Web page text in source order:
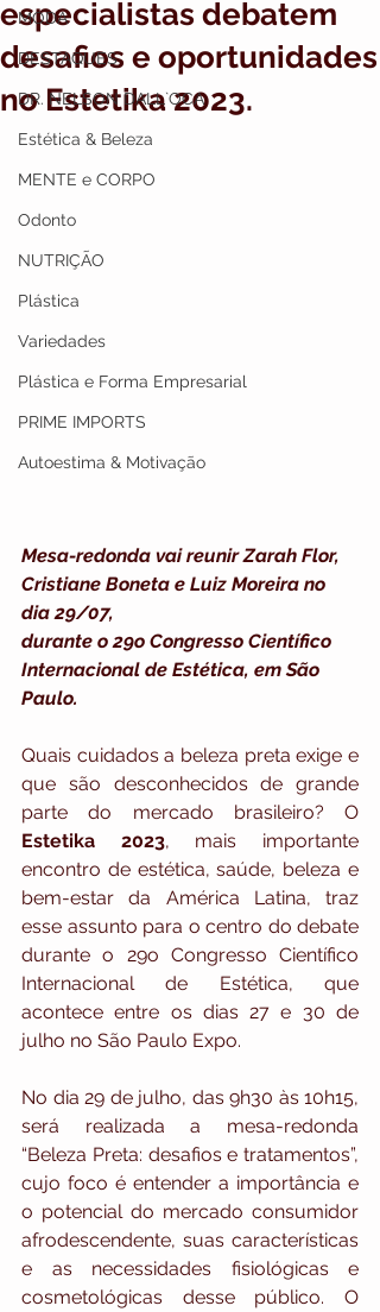
MODA
DESTAQUES
DR. NELSON DALL`OCA
Estética & Beleza
MENTE e CORPO
Odonto
NUTRIÇÃO
Plástica
Variedades
Plástica e Forma Empresarial
PRIME IMPORTS
Autoestima & Motivação
especialistas debatem
desafios e oportunidades
no Estetika 2023.
Mesa-redonda vai reunir Zarah Flor,
Cristiane Boneta e Luiz Moreira no
dia 29/07,
durante o 29o Congresso Científico
Internacional de Estética, em São
Paulo.
Quais cuidados a beleza preta exige e
que são desconhecidos de grande
Estetika 2023, mais importante
encontro de estética, saúde, beleza e
bem-estar da América Latina, traz
esse assunto para o centro do debate
durante o 29o Congresso Científico
Internacional de Estética, que
acontece entre os dias 27 e 30 de
julho no São Paulo Expo.
No dia 29 de julho, das 9h30 às 10h15,
será realizada a mesa-redonda
“Beleza Preta: desafios e tratamentos”,
cujo foco é entender a importância e
o potencial do mercado consumidor
afrodescendente, suas características
e as necessidades fisiológicas e
cosmetológicas desse público. O